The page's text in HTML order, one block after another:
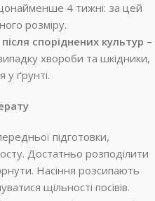
4 тижні: за цей
розміру.
споріднених культур –
хвороби та шкідники,
у ґрунті.
підготовки,
Достатньо розподілити
Насіння розсипають
щільності посівів.